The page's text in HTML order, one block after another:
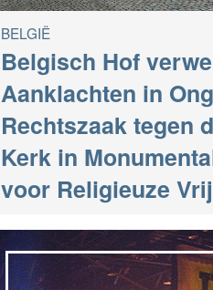
BELGIË
Belgisch Hof
Aanklachten in
Rechtszaak tegen
Kerk in
voor Religieuze